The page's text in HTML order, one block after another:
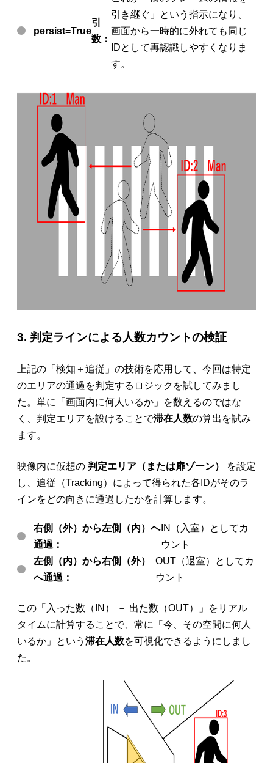
persist=True
引
数：
引き継ぐ」という指示になり、
画面から一時的に外れても同じ
IDとして再認識しやすくなりま
す。
3. 判定ラインによる人数カウントの検証
上記の「検知＋追従」の技術を応用して、今回は特定
のエリアの通過を判定するロジックを試してみまし
た。単に「画面内に何人いるか」を数えるのではな
く、判定エリアを設けることで滞在人数の算出を試み
ます。
映像内に仮想の 判定エリア（または扉ゾーン）
を設定
し、追従（Tracking）によって得られた各IDがそのラ
インをどの向きに通過したかを計算します。
右側（外）から左側（内）へ
通過：
IN（入室）としてカ
ウント
左側（内）から右側（外）
へ通過：
OUT（退室）としてカ
ウント
この「入った数（IN） － 出た数（OUT）」をリアル
タイムに計算することで、常に「今、その空間に何人
いるか」という 滞在人数を可視化できるようにしまし
た。